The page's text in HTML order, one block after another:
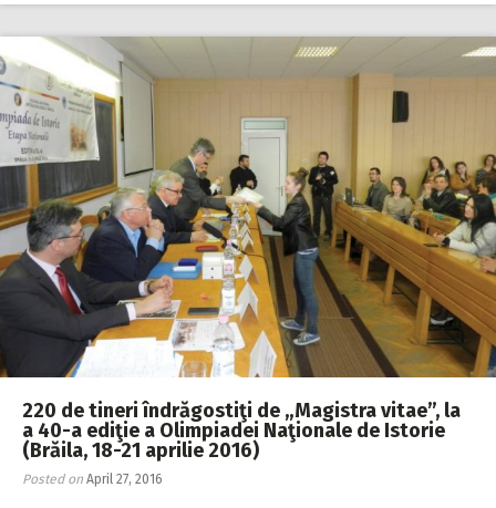
220 de tineri îndrăgostiţi de „Magistra vitae”, la
a 40-a ediţie a Olimpiadei Naţionale de Istorie
(Brăila, 18-21 aprilie 2016)
Posted on April 27, 2016